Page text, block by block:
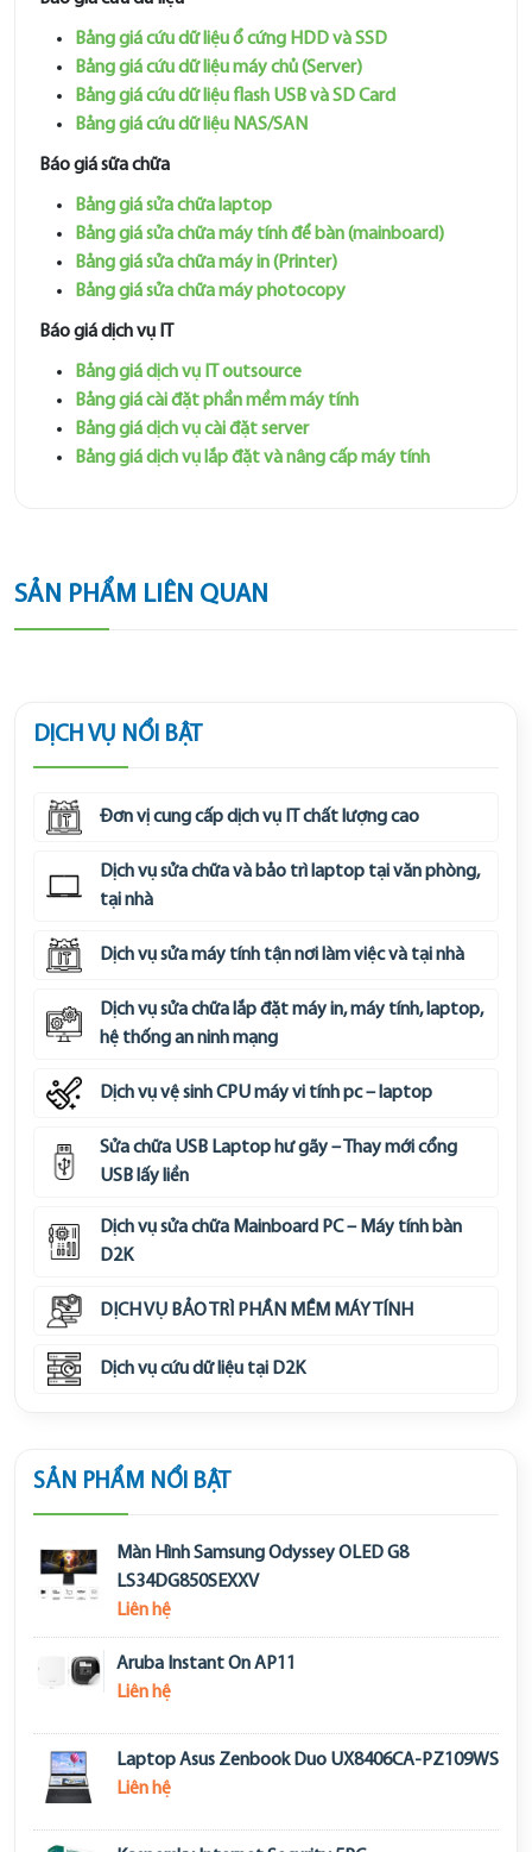
Bảng giá cứu dữ liệu ổ cứng HDD và SSD
Bảng giá cứu dữ liệu máy chủ (Server)
Bảng giá cứu dữ liệu flash USB và SD Card
Bảng giá cứu dữ liệu NAS/SAN
Báo giá sữa chữa
Bảng giá sửa chữa laptop
Bảng giá sửa chữa máy tính để bàn (mainboard)
Bảng giá sửa chữa máy in (Printer)
Bảng giá sửa chữa máy photocopy
Báo giá dịch vụ IT
Bảng giá dịch vụ IT outsource
Bảng giá cài đặt phần mềm máy tính
Bảng giá dịch vụ cài đặt server
Bảng giá dịch vụ lắp đặt và nâng cấp máy tính
SẢN PHẨM LIÊN QUAN
DỊCH VỤ NỔI BẬT
Đơn vị cung cấp dịch vụ IT chất lượng cao
Dịch vụ sửa chữa và bảo trì laptop tại văn phòng,
tại nhà
Dịch vụ sửa máy tính tận nơi làm việc và tại nhà
Dịch vụ sửa chữa lắp đặt máy in, máy tính, laptop,
hệ thống an ninh mạng
Dịch vụ vệ sinh CPU máy vi tính pc – laptop
Sửa chữa USB Laptop hư gãy – Thay mới cổng
USB lấy liền
Dịch vụ sửa chữa Mainboard PC – Máy tính bàn
D2K
DỊCH VỤ BẢO TRÌ PHẦN MỀM MÁY TÍNH
Dịch vụ cứu dữ liệu tại D2K
SẢN PHẨM NỔI BẬT
Màn Hình Samsung Odyssey OLED G8
LS34DG850SEXXV
Liên hệ
Aruba Instant On AP11
Liên hệ
Laptop Asus Zenbook Duo UX8406CA-PZ109WS
Liên hệ